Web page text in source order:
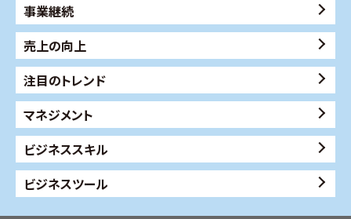
事業継続
売上の向上
注目のトレンド
マネジメント
ビジネススキル
ビジネスツール